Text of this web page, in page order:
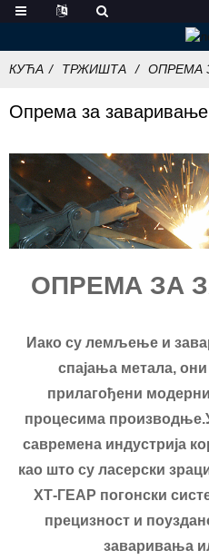
КУЋА ТРЖИШТА ОПРЕМА
Опрема за заваривање
ОПРЕМА ЗА
Иако су лемљење и
спајања метала,
прилагођени
процесима
савремена индустрија
као што су ласерски
ХТ-ГЕАР погонски
прецизност и
заваривања